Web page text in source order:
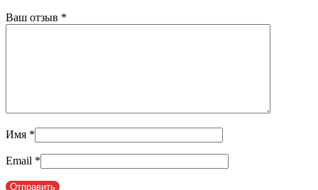
Ваш отзыв *
Имя *
Email *